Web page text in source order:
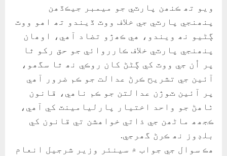
ويو تھ ڪنھن پارٽي جو ميمبر جيڪڏھن
پنھنجي پارٽي جي خلاف ووٽ ڏيندو تھ اھو ووٽ
ڳڻيو نھ ويندو، ھي ڪھڙو تضاد آھي، اوھان
پنھنجي پارٽي خلاف ڪارروائي جو حق رکو ٿا
پر اُن جي ووٽ کي ڳڻڻ کان روڪي نھ ٿا سگھو،
آئين جي تشريح ڪرڻ عدالت جو ڪم ضرور آھي
پر آئين ٽوڙن عدالتن جو ڪم ناھي، قانون
ٺاھڻ جو واحد اختيار پارليامينٽ کي آھي،
ڪجھھ ماڻھن جي ذاتي خواھشن تي قانون کي
بلڊوز نھ ڪرڻ گھرجي.
ھڪ سوال جي جواب ۾ سينئر وزير شرجيل انعام